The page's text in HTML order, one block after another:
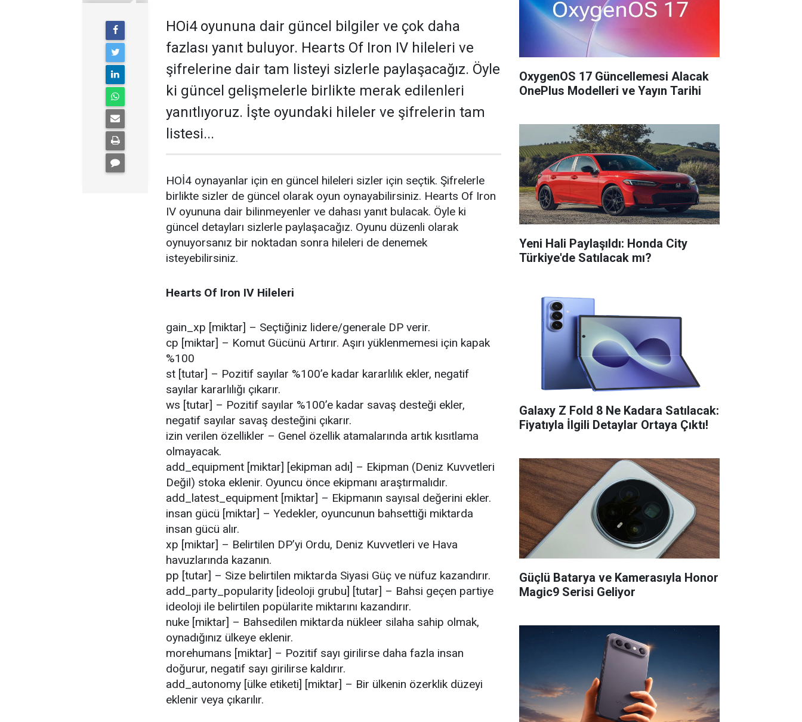
HOi4 oyununa dair güncel bilgiler ve çok daha
fazlası yanıt buluyor. Hearts Of Iron IV hileleri ve
şifrelerine dair tam listeyi sizlerle paylaşacağız. Öyle
ki güncel gelişmelerle birlikte merak edilenleri
yanıtlıyoruz. İşte oyundaki hileler ve şifrelerin tam
listesi...
HOİ4 oynayanlar için en güncel hileleri sizler için seçtik. Şifrelerle
birlikte sizler de güncel olarak oyun oynayabilirsiniz. Hearts Of Iron
IV oyununa dair bilinmeyenler ve dahası yanıt bulacak. Öyle ki
güncel detayları sizlerle paylaşacağız. Oyunu düzenli olarak
oynuyorsanız bir noktadan sonra hileleri de denemek
isteyebilirsiniz.
Hearts Of Iron IV Hileleri
gain_xp [miktar] – Seçtiğiniz lidere/generale DP verir.
cp [miktar] – Komut Gücünü Artırır. Aşırı yüklenmemesi için kapak
%100
st [tutar] – Pozitif sayılar %100’e kadar kararlılık ekler, negatif
sayılar kararlılığı çıkarır.
ws [tutar] – Pozitif sayılar %100’e kadar savaş desteği ekler,
negatif sayılar savaş desteğini çıkarır.
izin verilen özellikler – Genel özellik atamalarında artık kısıtlama
olmayacak.
add_equipment [miktar] [ekipman adı] – Ekipman (Deniz Kuvvetleri
Değil) stoka eklenir. Oyuncu önce ekipmanı araştırmalıdır.
add_latest_equipment [miktar] – Ekipmanın sayısal değerini ekler.
insan gücü [miktar] – Yedekler, oyuncunun bahsettiği miktarda
insan gücü alır.
xp [miktar] – Belirtilen DP’yi Ordu, Deniz Kuvvetleri ve Hava
havuzlarında kazanın.
pp [tutar] – Size belirtilen miktarda Siyasi Güç ve nüfuz kazandırır.
add_party_popularity [ideoloji grubu] [tutar] – Bahsi geçen partiye
ideoloji ile belirtilen popülarite miktarını kazandırır.
nuke [miktar] – Bahsedilen miktarda nükleer silaha sahip olmak,
oynadığınız ülkeye eklenir.
morehumans [miktar] – Pozitif sayı girilirse daha fazla insan
doğurur, negatif sayı girilirse kaldırır.
add_autonomy [ülke etiketi] [miktar] – Bir ülkenin özerklik düzeyi
eklenir veya çıkarılır.
OxygenOS 17 Güncellemesi Alacak
OnePlus Modelleri ve Yayın Tarihi
Yeni Hali Paylaşıldı: Honda City
Türkiye'de Satılacak mı?
Galaxy Z Fold 8 Ne Kadara Satılacak:
Fiyatıyla İlgili Detaylar Ortaya Çıktı!
Güçlü Batarya ve Kamerasıyla Honor
Magic9 Serisi Geliyor